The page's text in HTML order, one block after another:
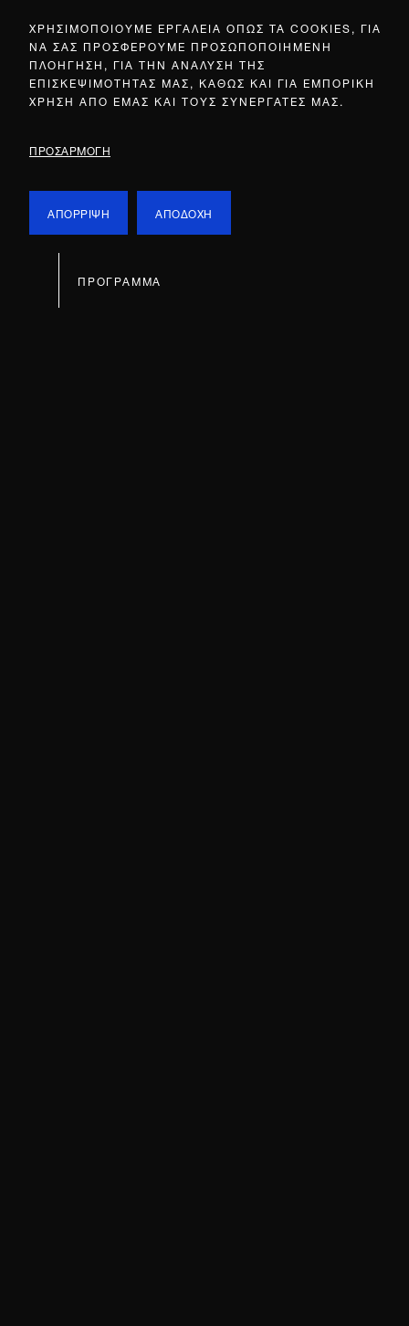
ΧΡΗΣΙΜΟΠΟΙΟΥΜΕ ΕΡΓΑΛΕΙΑ ΟΠΩΣ ΤΑ COOKIES, ΓΙΑ
ΝΑ ΣΑΣ ΠΡΟΣΦΕΡΟΥΜΕ ΠΡΟΣΩΠΟΠΟΙΗΜΕΝΗ
ΠΛΟΗΓΗΣΗ, ΓΙΑ ΤΗΝ ΑΝΑΛΥΣΗ ΤΗΣ
ΕΠΙΣΚΕΨΙΜΟΤΗΤΑΣ ΜΑΣ, ΚΑΘΩΣ ΚΑΙ ΓΙΑ ΕΜΠΟΡΙΚΗ
ΧΡΗΣΗ ΑΠΟ ΕΜΑΣ ΚΑΙ ΤΟΥΣ ΣΥΝΕΡΓΑΤΕΣ ΜΑΣ.
ΠΡΟΣΑΡΜΟΓΗ
ΑΠΟΡΡΙΨΗ ΑΠΟΔΟΧΗ
ΠΡΟΓΡΑΜΜΑ